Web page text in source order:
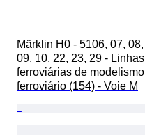
Märklin H0 - 5106, 07, 08,
09, 10, 22, 23, 29 - Linhas
ferroviárias de modelismo
ferroviário (154) - Voie M